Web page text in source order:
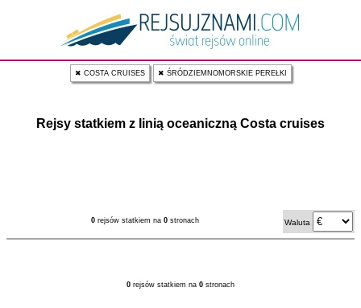
✖ COSTA CRUISES ✖ ŚRÓDZIEMNOMORSKIE PEREŁKI
Rejsy statkiem z linią oceaniczną Costa cruises
0rejsów statkiem na 0stronach Waluta
0 rejsów statkiem na 0 stronach